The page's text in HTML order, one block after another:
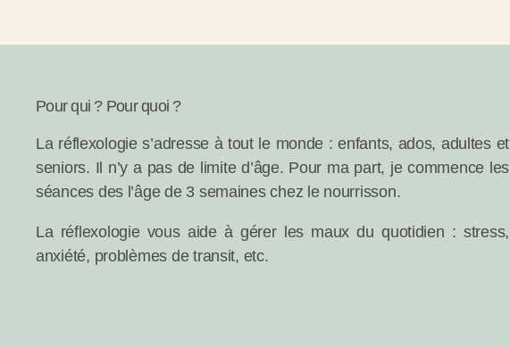
Pour qui ? Pour quoi ?
La réflexologie s’adresse à tout le monde : enfants, ados, adultes et
seniors. Il n’y a pas de limite d’âge. Pour ma part, je commence les
séances des l’âge de 3 semaines chez le nourrisson.
La réflexologie vous aide à gérer les maux du quotidien : stress,
anxiété, problèmes de transit, etc.